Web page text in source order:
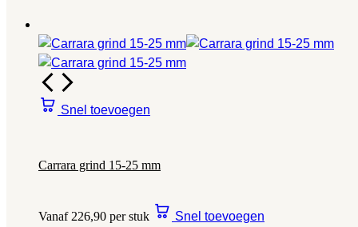
Snel toevoegen
Carrara grind 15-25 mm
Vanaf 226,90 per stuk Snel toevoegen